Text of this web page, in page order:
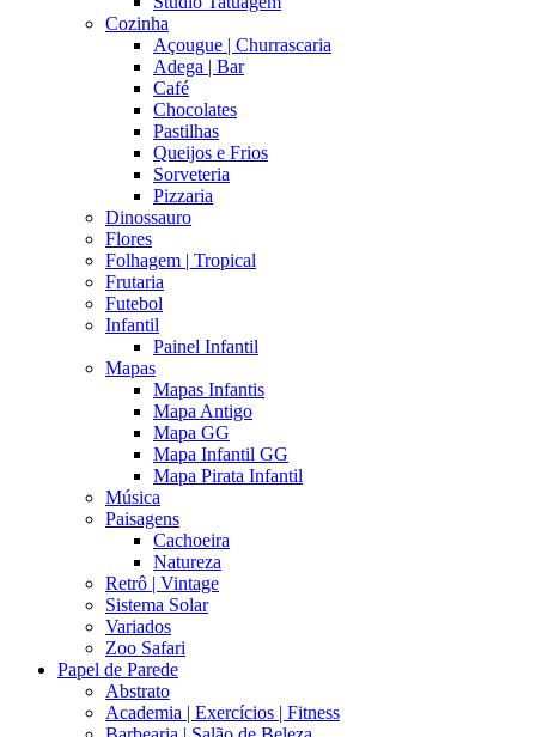
Cozinha
Açougue | Churrascaria
Adega | Bar
Café
Chocolates
Pastilhas
Queijos e Frios
Sorveteria
Pizzaria
Dinossauro
Flores
Folhagem | Tropical
Frutaria
Futebol
Infantil
Painel Infantil
Mapas
Mapas Infantis
Mapa Antigo
Mapa GG
Mapa Infantil GG
Mapa Pirata Infantil
Música
Paisagens
Cachoeira
Natureza
Retrô | Vintage
Sistema Solar
Variados
Zoo Safari
Papel de Parede
Abstrato
Academia | Exercícios | Fitness